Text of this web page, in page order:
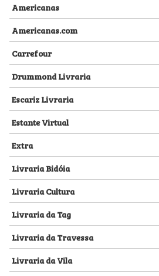
Americanas
Americanas.com
Carrefour
Drummond Livraria
Escariz Livraria
Estante Virtual
Extra
Livraria Bidóia
Livraria Cultura
Livraria da Tag
Livraria da Travessa
Livraria da Vila